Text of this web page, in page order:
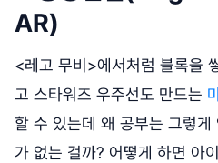
AR)
<레고 무비>에서처럼 블록을
고 스타워즈 우주선도 만드는
할 수 있는데 왜 공부는 그렇
가 없는 걸까? 어떻게 하면 아